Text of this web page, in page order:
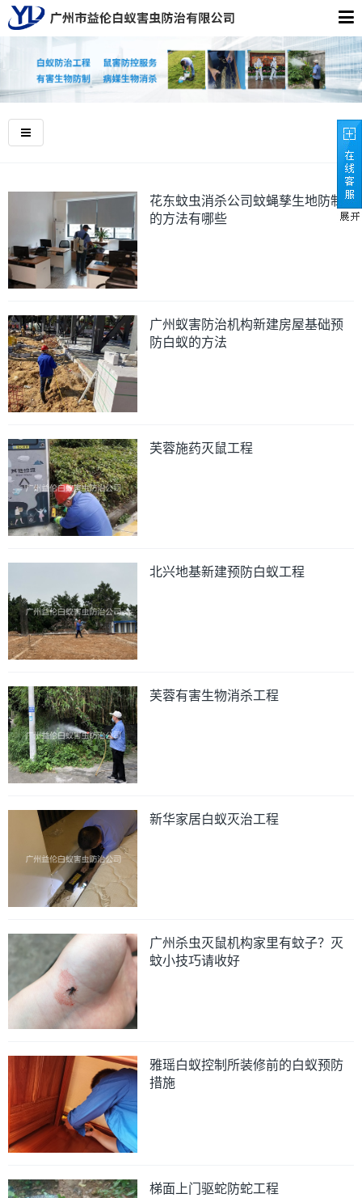
花东蚊虫消杀公司蚊蝇孳生地防制
的方法有哪些
广州蚁害防治机构新建房屋基础预
防白蚁的方法
芙蓉施药灭鼠工程
北兴地基新建预防白蚁工程
芙蓉有害生物消杀工程
新华家居白蚁灭治工程
广州杀虫灭鼠机构家里有蚊子？灭
蚊小技巧请收好
雅瑶白蚁控制所装修前的白蚁预防
措施
梯面上门驱蛇防蛇工程